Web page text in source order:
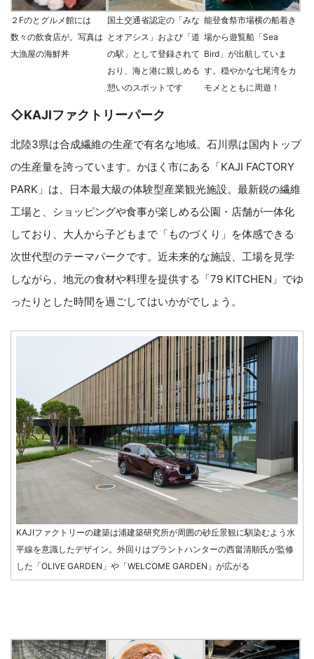
２Fのとグルメ館には
数々の飲食店が。写真は
大漁屋の海鮮丼
国土交通省認定の「みな
とオアシス」および「道
の駅」として登録されて
おり、海と港に親しめる
憩いのスポットです
能登食祭市場横の船着き
場から遊覧船「Sea
Bird」が出航していま
す。穏やかな七尾湾をカ
モメとともに周遊！
◇KAJIファクトリーパーク
北陸3県は合成繊維の生産で有名な地域。石川県は国内トップ
の生産量を誇っています。かほく市にある「KAJI FACTORY
PARK」は、日本最大級の体験型産業観光施設。最新鋭の繊維
工場と、ショッピングや食事が楽しめる公園・店舗が一体化
しており、大人から子どもまで「ものづくり」を体感できる
次世代型のテーマパークです。近未来的な施設、工場を見学
しながら、地元の食材や料理を提供する「79 KITCHEN」でゆ
ったりとした時間を過ごしてはいかがでしょう。
KAJIファクトリーの建築は浦建築研究所が周囲の砂丘景観に馴染むよう水
平線を意識したデザイン。外回りはプラントハンターの西畠清順氏が監修
した「OLIVE GARDEN」や「WELCOME GARDEN」が広がる